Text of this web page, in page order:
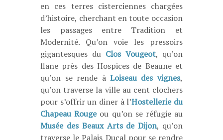
en ces terres cisterciennes chargées
d’histoire, cherchant en toute occasion
les passages entre Tradition et
Modernité. Qu’on voie les pressoirs
gigantesques du Clos Vougeot, qu’on
flane près des Hospices de Beaune et
qu’on se rende àLoiseau des vignes,
qu’on traverse la ville au cent clochers
pour s’offrir un diner à l’Hostellerie du
Chapeau Rougeou qu’on se réfugie au
Musée des Beaux Arts de Dijon, qu’on
traverse le Palais Ducal pour se rendre